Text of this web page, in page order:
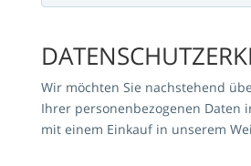
Wir möchten Sie nachstehend
Ihrer personenbezogenen Daten
mit einem Einkauf in unserem